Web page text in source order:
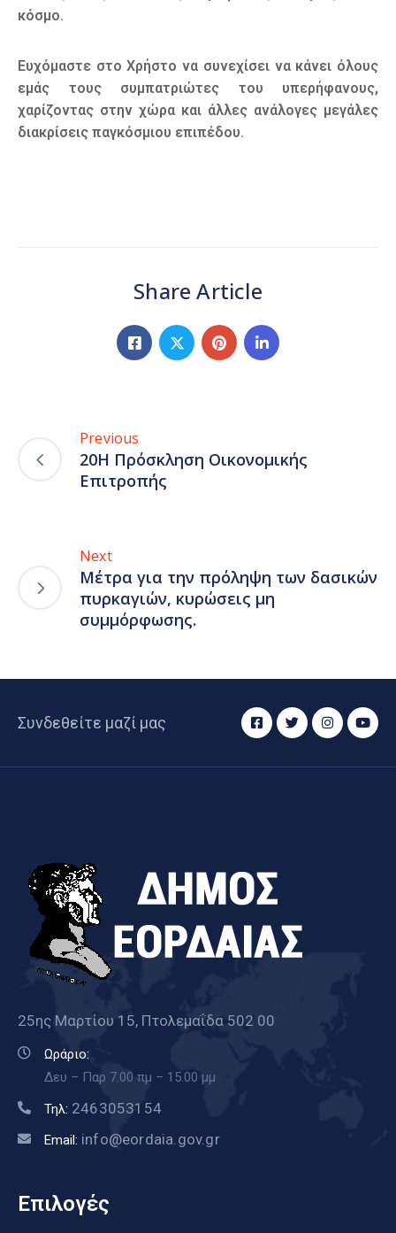
κόσμο.
Ευχόμαστε στο Χρήστο να συνεχίσει να κάνει όλους
εμάς τους συμπατριώτες του υπερήφανους,
χαρίζοντας στην χώρα και άλλες ανάλογες μεγάλες
διακρίσεις παγκόσμιου επιπέδου.
Share Article
Previous
20Η Πρόσκληση Οικονομικής
Επιτροπής
Next
Μέτρα για την πρόληψη των δασικών
πυρκαγιών, κυρώσεις μη
συμμόρφωσης.
Συνδεθείτε μαζί μας
25ης Μαρτίου 15, Πτολεμαΐδα 502 00
Ωράριο:
Δευ – Παρ 7.00 πμ – 15.00 μμ
Τηλ: 2463053154
Email: info@eordaia.gov.gr
Επιλογές